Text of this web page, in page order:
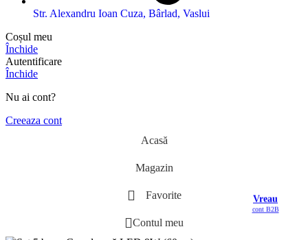
Str. Alexandru Ioan Cuza, Bârlad, Vaslui
Coșul meu
Închide
Autentificare
Închide
Nu ai cont?
Creeaza cont
Acasă
Magazin
Favorite
Contul meu
Vreau
cont B2B